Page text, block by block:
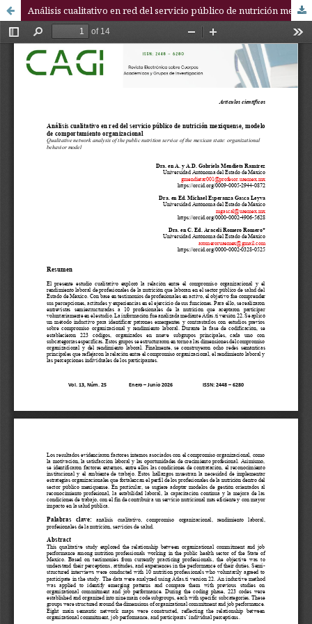
Análisis cualitativo en red del servicio público de nutrición mexiquense, modelo de comportamiento organizacional